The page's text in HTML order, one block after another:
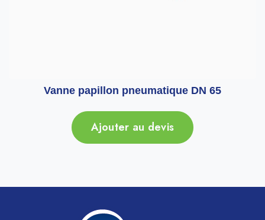
Vanne papillon pneumatique DN 65
Ajouter au devis